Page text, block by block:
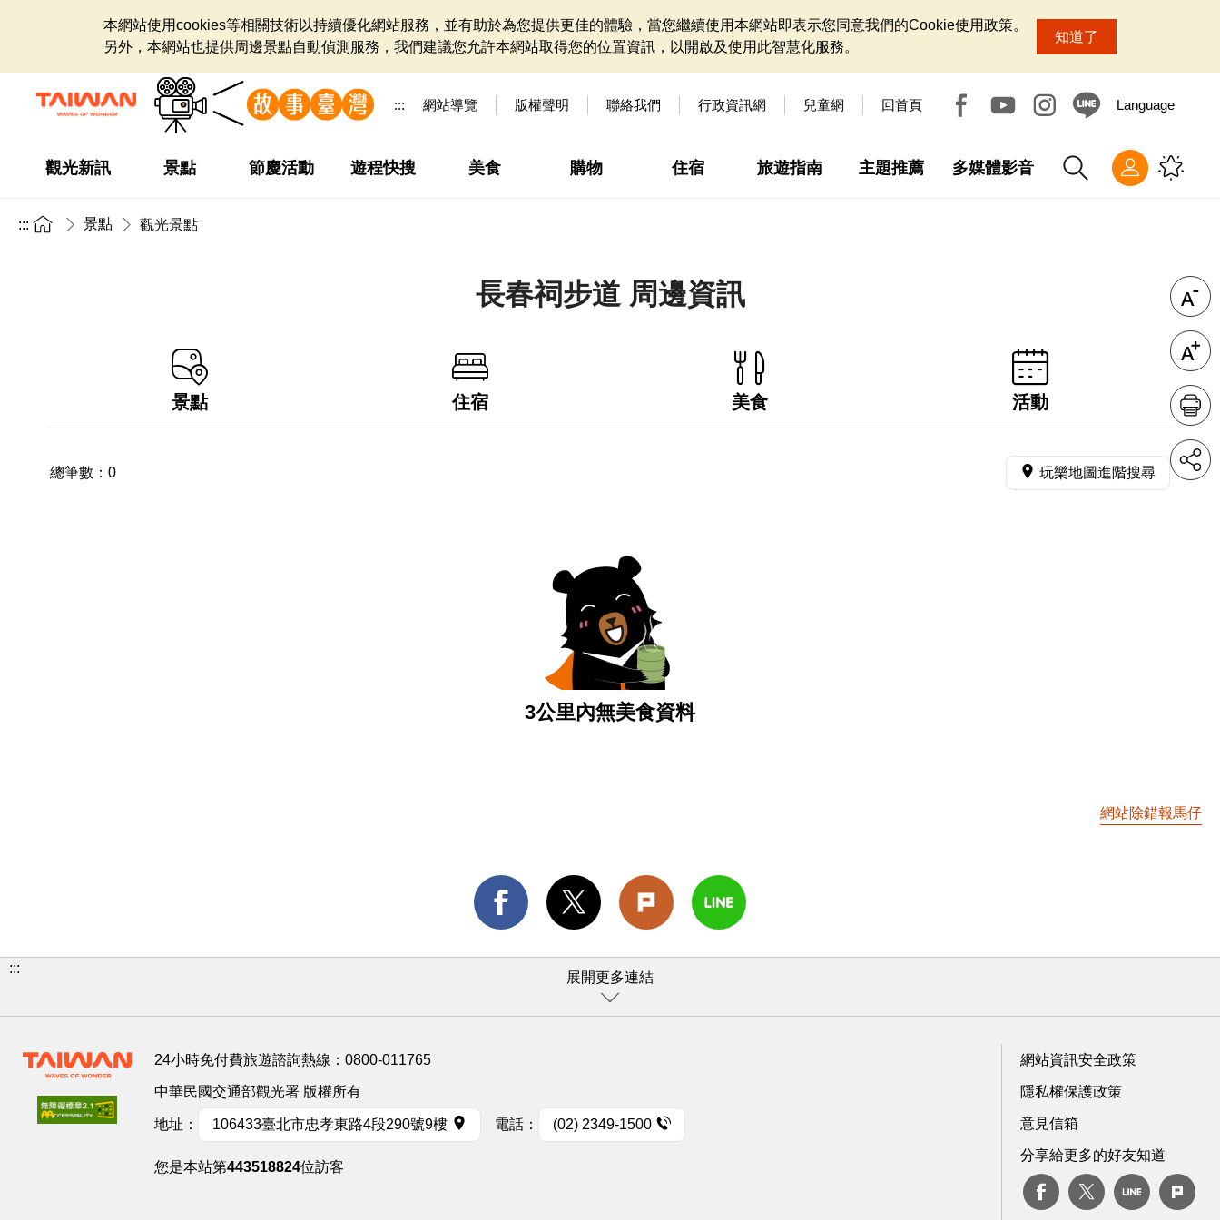
本網站使用cookies等相關技術以持續優化網站服務，並有助於為您提供更佳的體驗，當您繼續使用本網站即表示您同意我們的Cookie使用政策。
另外，本網站也提供周邊景點自動偵測服務，我們建議您允許本網站取得您的位置資訊，以開啟及使用此智慧化服務。
知道了
::: 網站導覽 版權聲明 聯絡我們 行政資訊網 兒童網 回首頁 Language
觀光新訊 景點 節慶活動 遊程快搜 美食 購物 住宿 旅遊指南 主題推薦 多媒體影音
::: 景點 觀光景點
長春祠步道 周邊資訊
景點 住宿 美食 活動
總筆數： 0 玩樂地圖進階搜尋
3公里內無美食資料
網站除錯報馬仔
:::
展開更多連結
24小時免付費旅遊諮詢熱線： 0800-011765
中華民國交通部觀光署 版權所有
地址： 106433臺北市忠孝東路4段290號9樓 電話： (02) 2349-1500
您是本站第443518824位訪客
網站資訊安全政策
隱私權保護政策
意見信箱
分享給更多的好友知道